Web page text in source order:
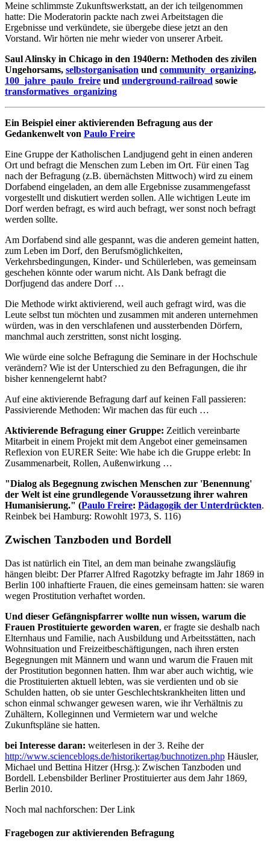
Meine schlimmste Zukunftswerkstatt, an der ich teilgenommen
hatte: Die Moderatorin packte nach zwei Arbeitstagen die
Ergebnisse und verkündete, sie übergebe diese jetzt an den
Vorstand. Wir hörten nie mehr wieder von unserer Arbeit.
Saul Alinsky in Chicago in den 1940ern: Methoden des zivilen
Ungehorsams, selbstorganisation und community_organizing,
100_jahre_paulo_freire und underground-railroad sowie
transformatives_organizing
Ein Beispiel einer aktivierenden Befragung aus der
Gedankenwelt von Paulo Freire
Eine Gruppe der Katholischen Landjugend geht in einen anderen
Ort und befragt die Menschen zum Leben im Ort. Für einen Tag
nach der Befragung (z.B. übernächsten Mittwoch) wird zu einem
Dorfabend eingeladen, an dem alle Ergebnisse zusammengefasst
vorgestellt und diskutiert werden sollen. Alle wichtigen Leute im
Dorf werden befragt, es wird auch befragt, wer sonst noch befragt
werden sollte.
Am Dorfabend sind alle gespannt, was die anderen gemeint hatten,
zum Leben im Dorf, den Berufsmöglichkeiten,
Verkehrsbedingungen, Kinder- und Schülerleben, was gemeinsam
geschehen könnte oder warum nicht. Als Dank befragt die
Dorfjugend das andere Dorf …
Die Methode wirkt aktivierend, weil auch gefragt wird, was die
Leute selbst tun möchten und zusammen mit anderen unternehmen
würden, was in den verschlafenen und aussterbenden Dörfern,
manchmal auch zerstritten, sonst nicht losging.
Wie würde eine solche Befragung die Seminare in der Hochschule
verändern? Wie ist der Unterschied zu den Befragungen, die ihr
bisher kennengelernt habt?
Auf eine aktivierende Befragung darf auf keinen Fall passieren:
Passivierende Methoden: Wir machen das für euch …
Aktivierende Befragung einer Gruppe: Zeitlich vereinbarte
Mitarbeit in einem Projekt mit dem Angebot einer gemeinsamen
Reflexion von EURER Seite: Wie habe ich die Gruppe erlebt: In
Zusammenarbeit, Rollen, Außenwirkung …
"Dialog als Begegnung zwischen Menschen zur 'Benennung'
der Welt ist eine grundlegende Voraussetzung ihrer wahren
Humanisierung." (Paulo Freire: Pädagogik der Unterdrückten.
Reinbek bei Hamburg: Rowohlt 1973, S. 116)
Zwischen Tanzboden und Bordell
Das ist natürlich ein Titel, an dem man beinahe zwangsläufig
hängen bleibt: Der Pfarrer Alfred Ragotzky befragte im Jahr 1869 in
Berlin 100 inhaftierte Frauen, die eines gemeinsam hatten: sie waren
wegen Prostitution verhaftet worden.
Und dieser Gefängnispfarrer wollte nun wissen, warum die
Frauen Prostituierte geworden waren, er fragte sie deshalb nach
Elternhaus und Familie, nach Ausbildung und Arbeitsstätten, nach
Wohnsituation und Freizeitbeschäftigungen, nach ihren ersten
Begegnungen mit Männern und wann und warum die Frauen mit
der Prostitution begonnen hatten. Ihm war aber auch wichtig, wie
die Prostituierten aktuell lebten, was sie verdienten und ob sie
Schulden hatten, ob sie unter Geschlechtskrankheiten litten und
schon einmal schwanger gewesen waren, wie ihr Verhältnis zu
Zuhältern, Kolleginnen und Vermietern war und welche
Zukunftspläne sie hatten.
bei Interesse daran: weiterlesen in der 3. Reihe der
http://www.scienceblogs.de/historikertag/buchnotizen.php Häusler,
Michael und Bettina Hitzer (Hrsg.): Zwischen Tanzboden und
Bordell. Lebensbilder Berliner Prostituierter aus dem Jahr 1869,
Berlin 2010.
Noch mal nachforschen: Der Link
Fragebogen zur aktivierenden Befragung